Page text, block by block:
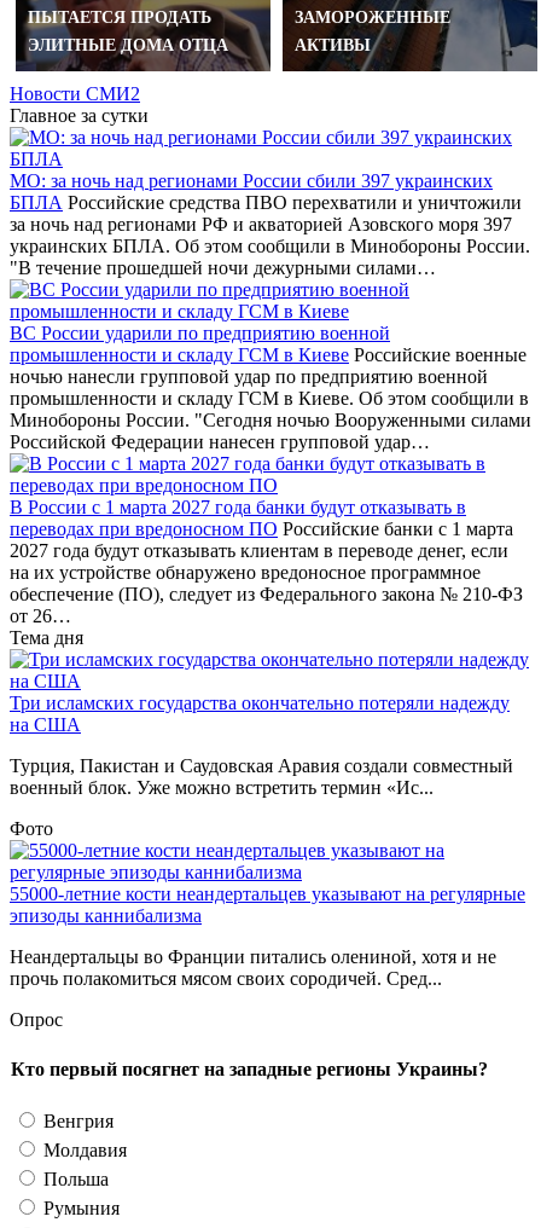
ПЫТАЕТСЯ ПРОДАТЬ
ЭЛИТНЫЕ ДОМА ОТЦА
ЗАМОРОЖЕННЫЕ
АКТИВЫ
Новости СМИ2
Главное за сутки
МО: за ночь над регионами России сбили 397 украинских
БПЛА Российские средства ПВО перехватили и уничтожили
за ночь над регионами РФ и акваторией Азовского моря 397
украинских БПЛА. Об этом сообщили в Минобороны России.
"В течение прошедшей ночи дежурными силами…
ВС России ударили по предприятию военной
промышленности и складу ГСМ в Киеве Российские военные
ночью нанесли групповой удар по предприятию военной
промышленности и складу ГСМ в Киеве. Об этом сообщили в
Минобороны России. "Сегодня ночью Вооруженными силами
Российской Федерации нанесен групповой удар…
В России с 1 марта 2027 года банки будут отказывать в
переводах при вредоносном ПО Российские банки с 1 марта
2027 года будут отказывать клиентам в переводе денег, если
на их устройстве обнаружено вредоносное программное
обеспечение (ПО), следует из Федерального закона № 210-ФЗ
от 26…
Тема дня
Три исламских государства окончательно потеряли надежду
на США
Турция, Пакистан и Саудовская Аравия создали совместный
военный блок. Уже можно встретить термин «Ис...
Фото
55000-летние кости неандертальцев указывают на регулярные
эпизоды каннибализма
Неандертальцы во Франции питались олениной, хотя и не
прочь полакомиться мясом своих сородичей. Сред...
Опрос
Кто первый посягнет на западные регионы Украины?
Венгрия
Молдавия
Польша
Румыния